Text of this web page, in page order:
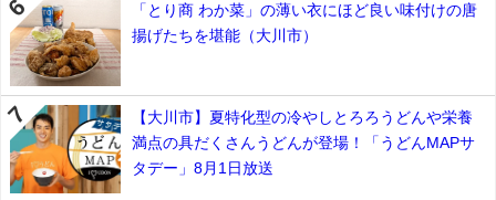
「とり商 わか菜」の薄い衣にほど良い味付けの唐
揚げたちを堪能（大川市）
【大川市】夏特化型の冷やしとろろうどんや栄養
満点の具だくさんうどんが登場！「うどんMAPサ
タデー」8月1日放送